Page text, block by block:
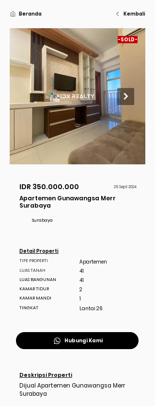
Beranda Kembali
Dijual
-SOLD-
IDR 350.000.000 25 Sept 2024
Apartemen Gunawangsa Merr
Surabaya
Surabaya
Detail Properti
TIPE PROPERTI
LUAS TANAH
LUAS BANGUNAN
KAMAR TIDUR
KAMAR MANDI
TINGKAT
Apartemen
41
41
2
1
Lantai 26
Hubungi Kami
Deskripsi Properti
Dijual Apartemen Gunawangsa Merr
Surabaya